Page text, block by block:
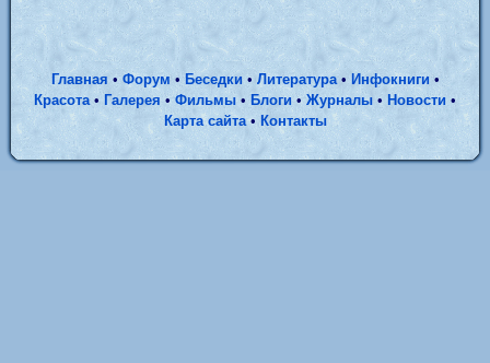
Главная • Форум• Беседки• Литература• Инфокниги•
Красота• Галерея • Фильмы • Блоги • Журналы • Новости •
Карта сайта• Контакты